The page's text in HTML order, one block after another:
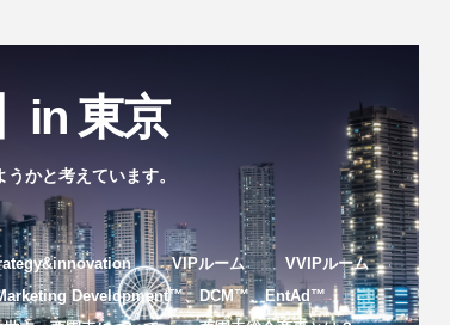
in 東京
かと考えています。
VIPルーム
VVIPルーム
Development™️、DCM™️、EntAd™️